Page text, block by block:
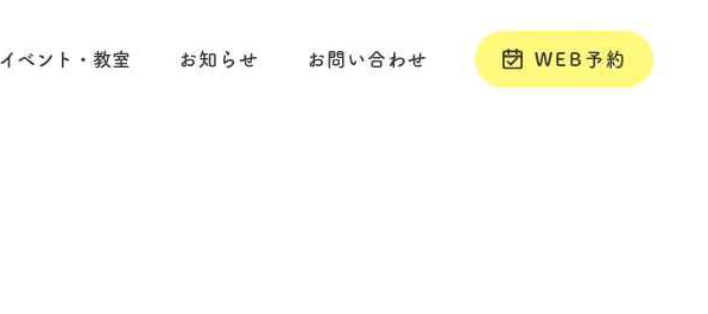
イベント・教室 お知らせ お問い合わせ WEB予約